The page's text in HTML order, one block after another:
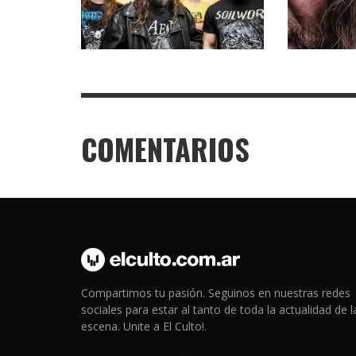
COMENTARIOS
Compartimos tu pasión. Seguinos en nuestras redes
sociales para estar al tanto de toda la actualidad de
escena. Unite a El Culto!.